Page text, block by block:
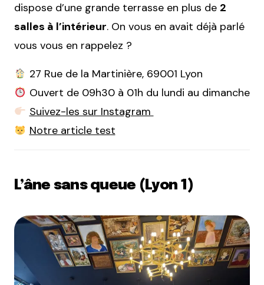
dispose d’une grande terrasse en plus de 2
salles à l’intérieur. On vous en avait déjà parlé
vous vous en rappelez ?
27 Rue de la Martinière, 69001 Lyon
Ouvert de 09h30 à 01h du lundi au dimanche
Suivez-les sur Instagram
Notre article test
L’âne sans queue (Lyon 1)